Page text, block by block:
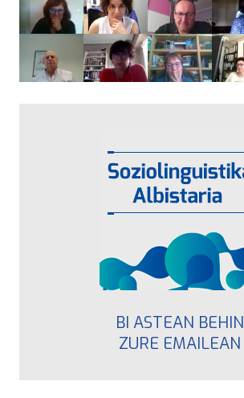
BI ASTEAN BEHIN
ZURE EMAILEAN